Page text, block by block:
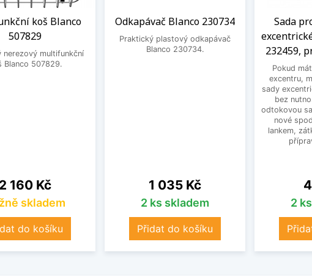
koš Blanco
507829
nerezový multifunkční
Blanco 507829.
Cena
2 160 Kč
skladem
do košíku
Odkapávač Blanco 230734
Praktický plastový odkapávač
Blanco 230734.
Cena
1 035 Kč
2 ks skladem
Přidat do košíku
Sada
232459,
Pokud
excentru,
sady
bez
odtokovou
nové
lankem,
2